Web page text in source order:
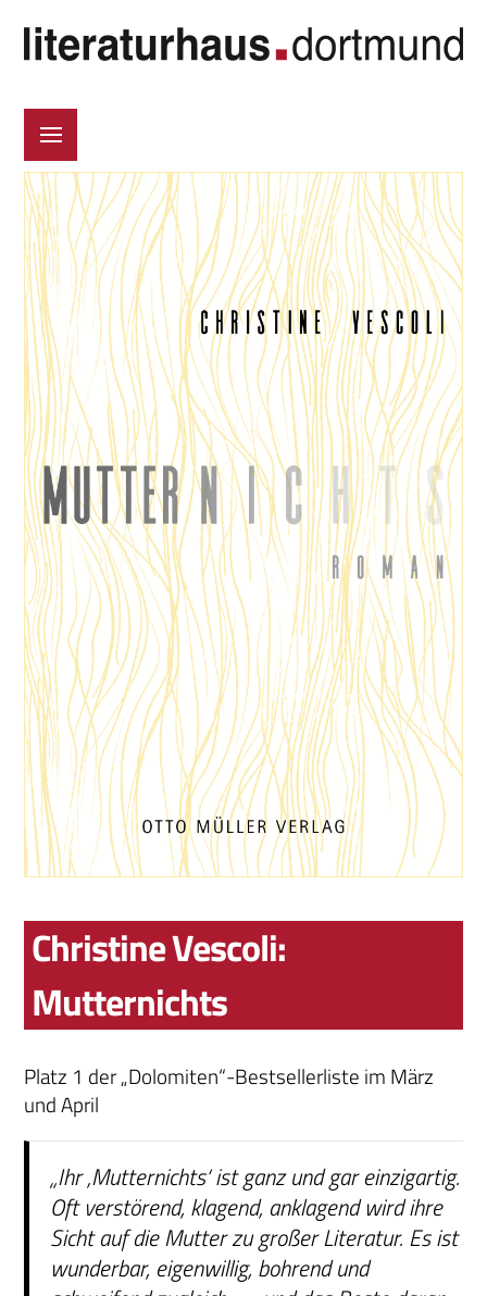
Christine Vescoli:
Mutternichts
Platz 1 der „Dolomiten“-Bestsellerliste im März
und April
„Ihr ‚Mutternichts‘ ist ganz und gar einzigartig.
Oft verstörend, klagend, anklagend wird ihre
Sicht auf die Mutter zu großer Literatur. Es ist
wunderbar, eigenwillig, bohrend und